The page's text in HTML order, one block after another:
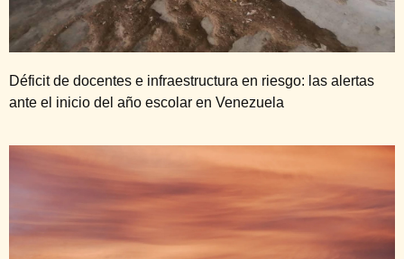
Déficit de docentes e infraestructura en riesgo: las alertas
ante el inicio del año escolar en Venezuela